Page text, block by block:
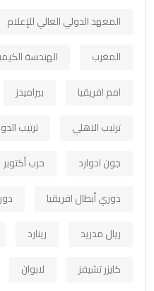
المعهد الدولي العالي للإعلام
المغرب
الهندسة
امم افريقيا
بيراميدز
ترتيب الاهلي
ترتيب
جون ادوارد
حرب أكتوبر
دوري أبطال افريقيا
ريال مدريد
رينارد
كايزر تشيفز
لابوان